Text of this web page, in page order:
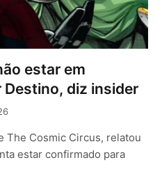
estar em
diz insider
The Cosmic Circus, relatou
estar confirmado para